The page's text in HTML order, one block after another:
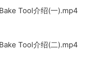
Tool介绍(一).mp4
Tool介绍(二).mp4